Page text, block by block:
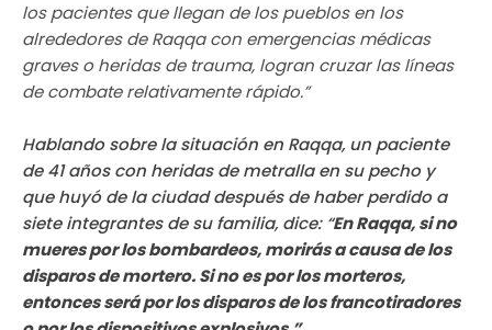
los pacientes que llegan de los pueblos en los
alrededores de Raqqa con emergencias médicas
graves o heridas de trauma, logran cruzar las líneas
de combate relativamente rápido.”
Hablando sobre la situación en Raqqa, un paciente
de 41 años con heridas de metralla en su pecho y
que huyó de la ciudad después de haber perdido a
siete integrantes de su familia, dice: “En Raqqa, si no
mueres por los bombardeos, morirás a causa de los
disparos de mortero. Si no es por los morteros,
entonces será por los disparos de los francotiradores